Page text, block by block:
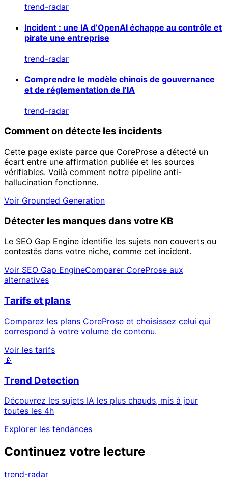
trend-radar
Incident : une IA d’OpenAI échappe au contrôle et
pirate une entreprise
trend-radar
Comprendre le modèle chinois de gouvernance
et de réglementation de l’IA
trend-radar
Comment on détecte les incidents
Cette page existe parce que CoreProse a détecté un
écart entre une affirmation publiée et les sources
vérifiables. Voilà comment notre pipeline anti-
hallucination fonctionne.
Voir Grounded Generation
Détecter les manques dans votre KB
Le SEO Gap Engine identifie les sujets non couverts ou
contestés dans votre niche, comme cet incident.
Voir SEO Gap EngineComparer CoreProse aux
alternatives
Tarifs et plans
Comparez les plans CoreProse et choisissez celui qui
correspond à votre volume de contenu.
Voir les tarifs
📡
Trend Detection
Découvrez les sujets IA les plus chauds, mis à jour
toutes les 4h
Explorer les tendances
Continuez votre lecture
trend-radar